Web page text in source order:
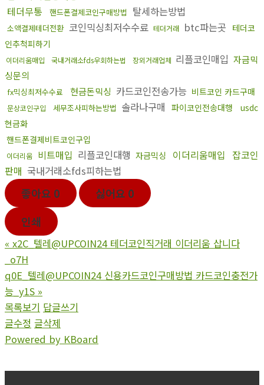
테더무통
핸드폰결제코인구매방법 탈세하는방법
소액결제테더전환 코인믹싱최저수수료 테더거래 btc파는곳 테더코
인추척피하기
이더리움매입 국내거래소fds우회하는법 장외거래업체 리플코인매입 자금믹
싱문의
fx믹싱최저수수료 현금돈믹싱 카드코인전송가능 비트코인 카드구매
문상코인구입 세무조사피하는방법 솔라나구매 파이코인전송대행
usdc
현금화
핸드폰결제비트코인구입
이더리움 비트매입 리플코인대행 자금믹싱 이더리움매입 잡코인
판매 국내거래소fds피하는법
좋아요 0 싫어요 0
인쇄
« x2C_텔레@UPCOIN24 테더코인직거래 이더리움 삽니다
_o7H
q0E_텔레@UPCOIN24 신용카드코인구매방법 카드코인충전가
능_y1S »
목록보기 답글쓰기
글수정 글삭제
Powered by KBoard